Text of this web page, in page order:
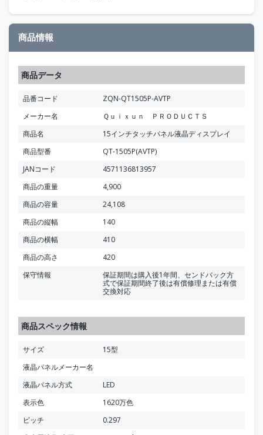
商品情報
商品データ
品番コード
ZQN-QT1505P-AVTP
メーカー名
Ｑｕｉｘｕｎ ＰＲＯＤＵＣＴＳ
商品名
15インチタッチパネル液晶ディスプレイ
商品型番
QT-1505P(AVTP)
JANコード
4571136813957
商品の重量
4,900
商品の容量
24,108
商品の縦幅
140
商品の横幅
410
商品の高さ
420
保守情報
保証期間は購入後1年間、センドバック方
式で保証期間終了後は有償修理または有償
交換対応
商品スペック情報
サイズ
15型
液晶パネルメーカー名
液晶パネル方式
LED
表示色
1620万色
ピッチ
0.297